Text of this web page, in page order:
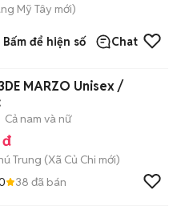
Mỹ Tây mới)
Bấm để hiện số Chat
MARZO Unisex /
Cả nam và nữ
Trung (Xã Củ Chi mới)
38 đã bán